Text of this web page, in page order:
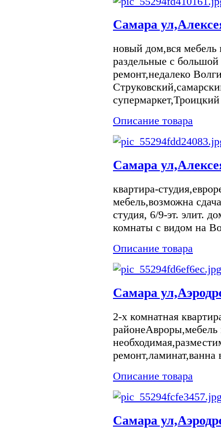
Самара
новый дом,вся мебель
раздельные с
ремонт,недалеко
Описание товара
Самара
квартира-
мебель,возможна
студия, 6/9-эт. элит.
комнаты с видом на
Описание товара
Самара
2-х комнатная
районеАвроры,мебель
ремонт,ламинат,ванна
Описание товара
Самара